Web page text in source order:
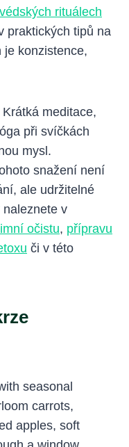
rituálech
praktických tipů na
je konzistence,
meditace,
při svíčkách
mysl.
snažení není
ale udržitelné
v
očistu, přípravu
či v této